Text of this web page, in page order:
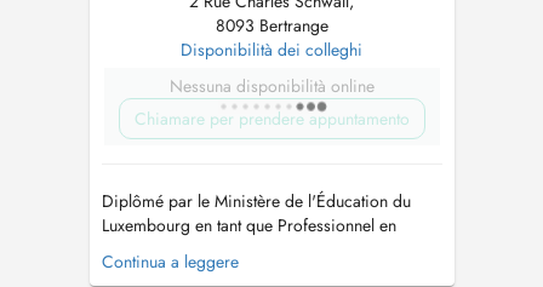
8093 Bertrange
Disponibilità dei colleghi
Nessuna disponibilità online
Chiamare per prendere appuntamento
Diplômé par le Ministère de l'Éducation du
Luxembourg en tant que Professionnel en
développement personnel, j'accompagne
depuis plus de 10 ans des personnes en
Continua a leggere